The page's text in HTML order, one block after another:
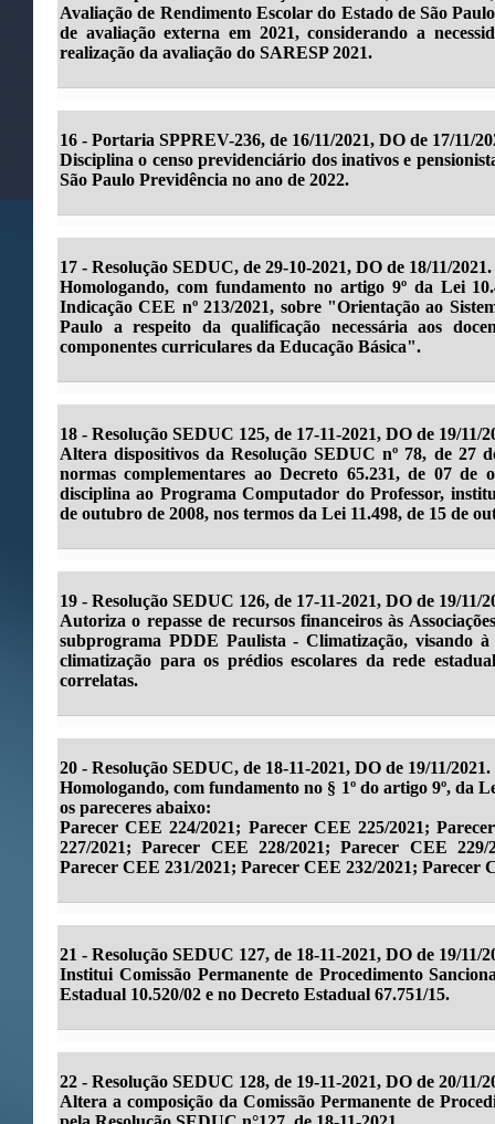
Avaliação de Rendimento Escolar do Estado de São
de avaliação externa em 2021, considerando a
realização da avaliação do SARESP 2021.
16 - Portaria SPPREV-236, de 16/11/2021, DO de 17/11/
Disciplina o censo previdenciário dos inativos e
São Paulo Previdência no ano de 2022.
17 - Resolução SEDUC, de 29-10-2021, DO de 18/11/2021.
Homologando, com fundamento no artigo 9º da Lei
Indicação CEE nº 213/2021, sobre "Orientação ao
Paulo a respeito da qualificação necessária aos
componentes curriculares da Educação Básica".
18 - Resolução SEDUC 125, de 17-11-2021, DO de 19/11/
Altera dispositivos da Resolução SEDUC nº 78, de 27
normas complementares ao Decreto 65.231, de 07 de
disciplina ao Programa Computador do Professor,
de outubro de 2008, nos termos da Lei 11.498, de 15 de
19 - Resolução SEDUC 126, de 17-11-2021, DO de 19/11/
Autoriza o repasse de recursos financeiros às
subprograma PDDE Paulista - Climatização, visando à
climatização para os prédios escolares da rede
correlatas.
20 - Resolução SEDUC, de 18-11-2021, DO de 19/11/2021.
Homologando, com fundamento no § 1º do artigo 9º, da
os pareceres abaixo:
Parecer CEE 224/2021; Parecer CEE 225/2021;
227/2021; Parecer CEE 228/2021; Parecer CEE
Parecer CEE 231/2021; Parecer CEE 232/2021; Parecer
21 - Resolução SEDUC 127, de 18-11-2021, DO de 19/11/
Institui Comissão Permanente de Procedimento
Estadual 10.520/02 e no Decreto Estadual 67.751/15.
22 - Resolução SEDUC 128, de 19-11-2021, DO de 20/11/
Altera a composição da Comissão Permanente de